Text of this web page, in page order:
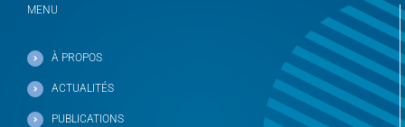
MENU
À PROPOS
ACTUALITÉS
PUBLICATIONS